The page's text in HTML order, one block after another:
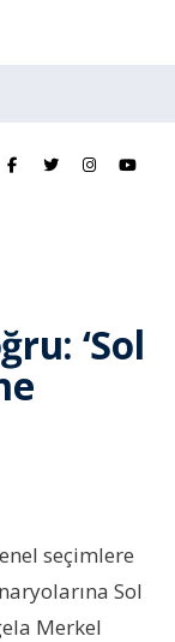
‘Sol
seçimlere
Sol
Merkel